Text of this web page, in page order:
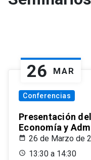
26 MAR
Conferencias
Presentación
Economía y
26 de Marzo de
13:30 a 14:30